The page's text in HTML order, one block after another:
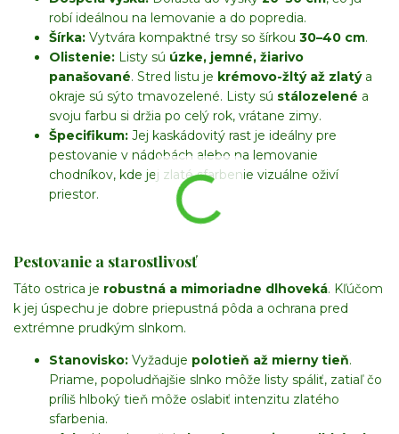
robí ideálnou na lemovanie a do popredia.
Šírka: Vytvára kompaktné trsy so šírkou 30–40 cm.
Olistenie: Listy sú úzke, jemné, žiarivo
panašované. Stred listu je krémovo-žltý až zlatýa
okraje sú sýto tmavozelené. Listy sú stálozelené a
svoju farbu si držia po celý rok, vrátane zimy.
Špecifikum: Jej kaskádovitý rast je ideálny pre
pestovanie v nádobách alebo na lemovanie
chodníkov, kde jej zlaté sfarbenie vizuálne oživí
priestor.
Pestovanie a starostlivosť
Táto ostrica je robustná a mimoriadne dlhoveká. Kľúčom
k jej úspechu je dobre priepustná pôda a ochrana pred
extrémne prudkým slnkom.
Stanovisko: Vyžaduje polotieň až mierny tieň.
Priame, popoludňajšie slnko môže listy spáliť, zatiaľ čo
príliš hlboký tieň môže oslabiť intenzitu zlatého
sfarbenia.